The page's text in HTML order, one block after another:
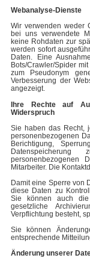
Webanalyse-Dienste
Wir verwenden weder
bei uns verwendete
keine Rohdaten zur
werden sofort
Daten. Eine
Bots/Crawler/Spider
zum Pseudonym
Verbesserung der
angezeigt.
Ihre Rechte auf
Widerspruch
Sie haben das Recht,
personenbezogenen
Berichtigung,
Datenspeicherung
Mitarbeiter. Die
Damit eine Sperre von
diese Daten zu
Sie können auch
gesetzliche
Verpflichtung besteht,
Sie können
entsprechende
Änderung unserer